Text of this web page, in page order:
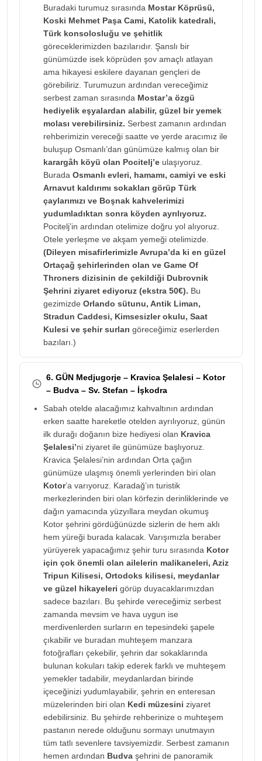
Buradaki turumuz sırasında Mostar Köprüsü,
Koski Mehmet Paşa Cami, Katolik katedrali,
Türk konsolosluğu ve şehitlik
göreceklerimizden bazılarıdır. Şanslı bir
günümüzde isek köprüden şov amaçlı atlayan
ama hikayesi eskilere dayanan gençleri de
görebiliriz. Turumuzun ardından vereceğimiz
serbest zaman sırasında Mostar’a özgü
hediyelik eşyalardan alabilir, güzel bir yemek
molası verebilirsiniz. Serbest zamanın ardından
rehberimizin vereceği saatte ve yerde aracımız ile
buluşup Osmanlı’dan günümüze kalmış olan bir
karargâh köyü olan Pocitelj’e ulaşıyoruz.
Burada Osmanlı evleri, hamamı, camiyi ve eski
Arnavut kaldırımı sokakları görüp Türk
çaylarımızı ve Boşnak kahvelerimizi
yudumladıktan sonra köyden ayrılıyoruz.
Pocitelj’in ardından otelimize doğru yol alıyoruz.
Otele yerleşme ve akşam yemeği otelimizde.
(Dileyen misafirlerimizle Avrupa’da ki en güzel
Ortaçağ şehirlerinden olan ve Game Of
Throners dizisinin de çekildiği Dubrovnik
Şehrini ziyaret ediyoruz (ekstra 50€). Bu
gezimizde Orlando sütunu, Antik Liman,
Stradun Caddesi, Kimsesizler okulu, Saat
Kulesi ve şehir surları göreceğimiz eserlerden
bazıları.)
6. GÜN Medjugorje – Kravica Şelalesi – Kotor
– Budva – Sv. Stefan – İşkodra
Sabah otelde alacağımız kahvaltının ardından
erken saatte hareketle otelden ayrılıyoruz, günün
ilk durağı doğanın bize hediyesi olan Kravica
Şelalesi’ni ziyaret ile günümüze başlıyoruz.
Kravica Şelalesi’nin ardından Orta çağın
günümüze ulaşmış önemli yerlerinden biri olan
Kotor’a varıyoruz. Karadağ’ın turistik
merkezlerinden biri olan körfezin derinliklerinde ve
dağın yamacında yüzyıllara meydan okumuş
Kotor şehrini gördüğünüzde sizlerin de hem aklı
hem yüreği burada kalacak. Varışımızla beraber
yürüyerek yapacağımız şehir turu sırasında Kotor
için çok önemli olan ailelerin malikaneleri, Aziz
Tripun Kilisesi, Ortodoks kilisesi, meydanlar
ve güzel hikayeleri görüp duyacaklarımızdan
sadece bazıları. Bu şehirde vereceğimiz serbest
zamanda mevsim ve hava uygun ise
merdivenlerden surların en tepesindeki şapele
çıkabilir ve buradan muhteşem manzara
fotoğrafları çekebilir, şehrin dar sokaklarında
bulunan kokuları takip ederek farklı ve muhteşem
yemekler tadabilir, meydanlardan birinde
içeceğinizi yudumlayabilir, şehrin en enteresan
müzelerinden biri olan Kedi müzesini ziyaret
edebilirsiniz. Bu şehirde rehberinize o muhteşem
pastanın nerede olduğunu sormayı unutmayın
tüm tatlı sevenlere tavsiyemizdir. Serbest zamanın
hemen ardından Budva şehrini de panoramik